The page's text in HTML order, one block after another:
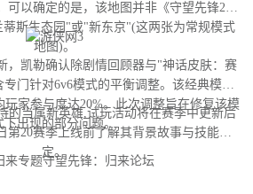
可以确定的是，该地图并非《守望先锋2》
斯生态园"或"新东京"(这两张为常规模式
地图)。
凯勒确认除剧情回顾器与"神话皮肤：赛
门针对6v6模式的平衡调整。该经典模式
玩家参与度达20%。此次调整旨在修复该模
下出现的部分问题。
当属新英雄,试玩活动将在赛季中更新后
第20赛季上线前了解其背景故事与技能设
定。
来专题守望先锋：归来论坛